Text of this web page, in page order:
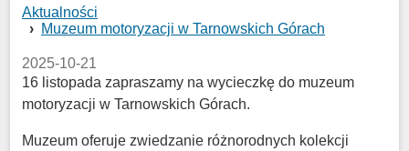
Aktualności
Muzeum motoryzacji w Tarnowskich Górach
2025-10-21
16 listopada zapraszamy na wycieczkę do muzeum
motoryzacji w Tarnowskich Górach.
Muzeum oferuje zwiedzanie różnorodnych kolekcji